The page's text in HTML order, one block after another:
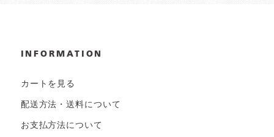
INFORMATION
カートを見る
配送方法・送料について
お支払方法について